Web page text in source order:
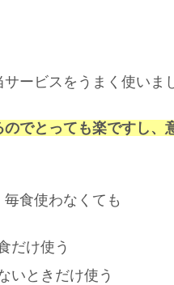
ービスをうまく使いま
でとっても楽ですし、
食使わなくても
だけ使う
いときだけ使う